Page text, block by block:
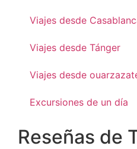
Viajes desde
Viajes desde Tánger
Viajes desde
Excursiones de un día
Reseñas de